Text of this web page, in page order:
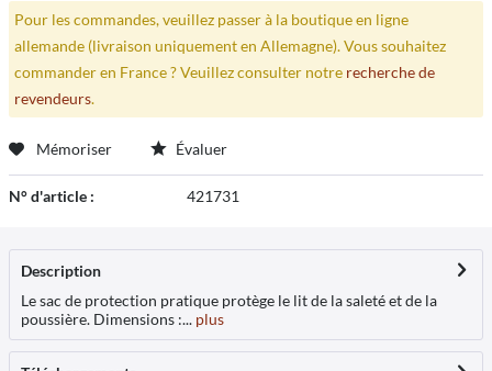
Pour les commandes, veuillez passer à la boutique en ligne
allemande (livraison uniquement en Allemagne). Vous souhaitez
commander en France ? Veuillez consulter notre recherche de
revendeurs.
Mémoriser Évaluer
N° d'article : 421731
Description
Le sac de protection pratique protège le lit de la saleté et de la
poussière. Dimensions :... plus